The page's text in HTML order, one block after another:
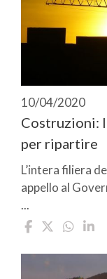
10/04/2020
Costruzioni:
per ripartire
L’intera filiera
appello al
...